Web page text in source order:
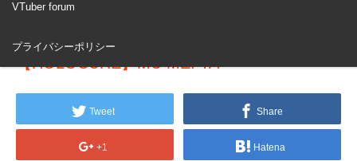
VTuber forum
プライバシーポリシー
【HOLOCURE】MU MEI TA
Tweet Share
+1 Hatena